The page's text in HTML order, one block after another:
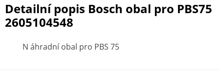
Detailní popis Bosch obal pro PBS75
2605104548
N áhradní obal pro PBS 75